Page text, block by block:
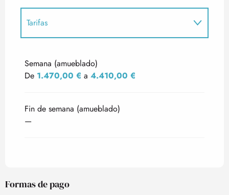
Tarifas
Semana (amueblado)
De 1.470,00 € a 4.410,00 €
Fin de semana (amueblado)
—
Formas de pago